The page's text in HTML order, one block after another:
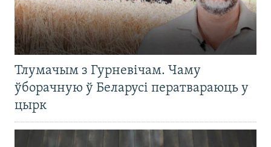
Тлумачым з Гурневічам. Чаму
ўборачную ў Беларусі ператвараюць у
цырк